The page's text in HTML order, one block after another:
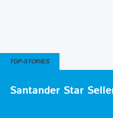
TOP-STORIES
Santander Star